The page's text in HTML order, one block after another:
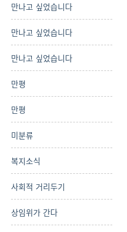
만나고 싶었습니다
만나고 싶었습니다
만나고 싶었습니다
만평
만평
미분류
복지소식
사회적 거리두기
상임위가 간다